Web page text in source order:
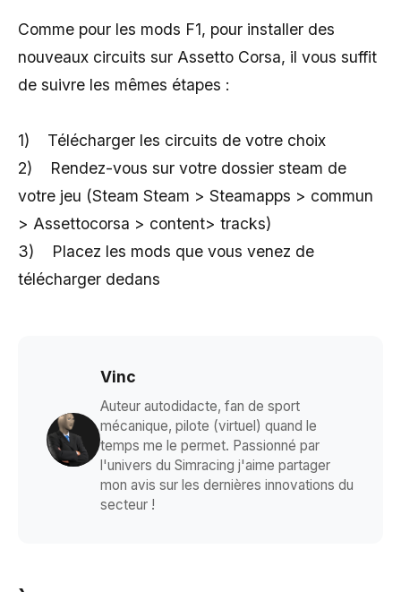
Comme pour les mods F1, pour installer des
nouveaux circuits sur Assetto Corsa, il vous suffit
de suivre les mêmes étapes :
1) Télécharger les circuits de votre choix
2) Rendez-vous sur votre dossier steam de
votre jeu (Steam Steam > Steamapps > commun
> Assettocorsa > content> tracks)
3) Placez les mods que vous venez de
télécharger dedans
Vinc
Auteur autodidacte, fan de sport
mécanique, pilote (virtuel) quand le
temps me le permet. Passionné par
l'univers du Simracing j'aime partager
mon avis sur les dernières innovations du
secteur !